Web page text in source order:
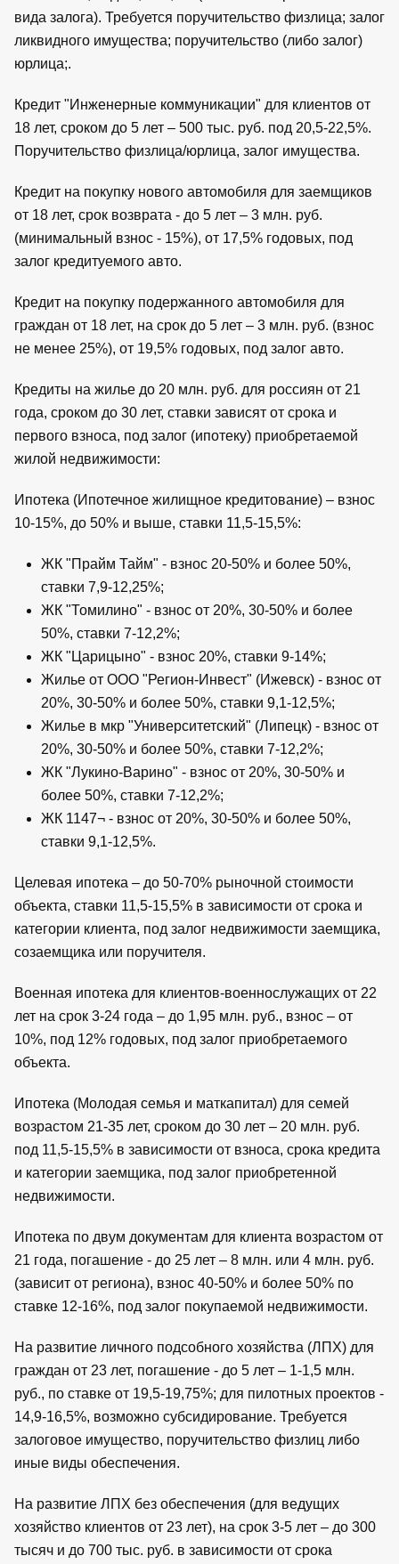
вида залога). Требуется поручительство физлица; залог
ликвидного имущества; поручительство (либо залог)
юрлица;.
Кредит "Инженерные коммуникации" для клиентов от
18 лет, сроком до 5 лет – 500 тыс. руб. под 20,5-22,5%.
Поручительство физлица/юрлица, залог имущества.
Кредит на покупку нового автомобиля для заемщиков
от 18 лет, срок возврата - до 5 лет – 3 млн. руб.
(минимальный взнос - 15%), от 17,5% годовых, под
залог кредитуемого авто.
Кредит на покупку подержанного автомобиля для
граждан от 18 лет, на срок до 5 лет – 3 млн. руб. (взнос
не менее 25%), от 19,5% годовых, под залог авто.
Кредиты на жилье до 20 млн. руб. для россиян от 21
года, сроком до 30 лет, ставки зависят от срока и
первого взноса, под залог (ипотеку) приобретаемой
жилой недвижимости:
Ипотека (Ипотечное жилищное кредитование) – взнос
10-15%, до 50% и выше, ставки 11,5-15,5%:
ЖК "Прайм Тайм" - взнос 20-50% и более 50%,
ставки 7,9-12,25%;
ЖК "Томилино" - взнос от 20%, 30-50% и более
50%, ставки 7-12,2%;
ЖК "Царицыно" - взнос 20%, ставки 9-14%;
Жилье от ООО "Регион-Инвест" (Ижевск) - взнос от
20%, 30-50% и более 50%, ставки 9,1-12,5%;
Жилье в мкр "Университетский" (Липецк) - взнос от
20%, 30-50% и более 50%, ставки 7-12,2%;
ЖК "Лукино-Варино" - взнос от 20%, 30-50% и
более 50%, ставки 7-12,2%;
ЖК 1147¬ - взнос от 20%, 30-50% и более 50%,
ставки 9,1-12,5%.
Целевая ипотека – до 50-70% рыночной стоимости
объекта, ставки 11,5-15,5% в зависимости от срока и
категории клиента, под залог недвижимости заемщика,
созаемщика или поручителя.
Военная ипотека для клиентов-военнослужащих от 22
лет на срок 3-24 года – до 1,95 млн. руб., взнос – от
10%, под 12% годовых, под залог приобретаемого
объекта.
Ипотека (Молодая семья и маткапитал) для семей
возрастом 21-35 лет, сроком до 30 лет – 20 млн. руб.
под 11,5-15,5% в зависимости от взноса, срока кредита
и категории заемщика, под залог приобретенной
недвижимости.
Ипотека по двум документам для клиента возрастом от
21 года, погашение - до 25 лет – 8 млн. или 4 млн. руб.
(зависит от региона), взнос 40-50% и более 50% по
ставке 12-16%, под залог покупаемой недвижимости.
На развитие личного подсобного хозяйства (ЛПХ) для
граждан от 23 лет, погашение - до 5 лет – 1-1,5 млн.
руб., по ставке от 19,5-19,75%; для пилотных проектов -
14,9-16,5%, возможно субсидирование. Требуется
залоговое имущество, поручительство физлиц либо
иные виды обеспечения.
На развитие ЛПХ без обеспечения (для ведущих
хозяйство клиентов от 23 лет), на срок 3-5 лет – до 300
тысяч и до 700 тыс. руб. в зависимости от срока